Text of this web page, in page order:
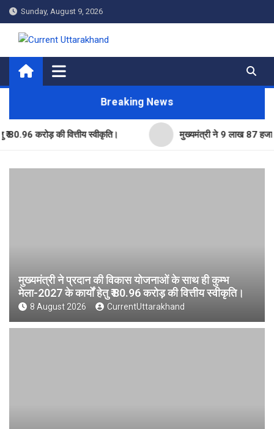
Skip
to
content
Sunday, August 9, 2026
Current Uttarakhand
Breaking News
की वित्तीय स्वीकृति। मुख्यमंत्री ने 9 लाख 87 हजार17 पेंशन
मुख्यमंत्री ने प्रदान की विकास योजनाओं के साथ ही कुम्भ
मेला-2027 के कार्यों हेतु ₹ 80.96 करोड़ की वित्तीय स्वीकृति।
8 August 2026 CurrentUttarakhand